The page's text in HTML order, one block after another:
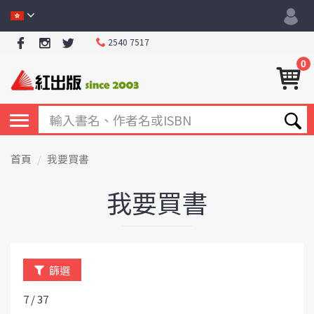
2540 7517
0
首頁 我要買書
我要買書
篩選
7 / 37